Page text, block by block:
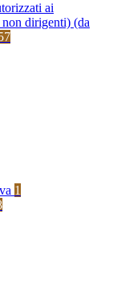
ai
dirigenti) (da
1